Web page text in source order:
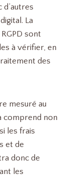
d’autres
La
sont
à vérifier, en
des
mesuré au
comprend non
les frais
et de
donc de
les